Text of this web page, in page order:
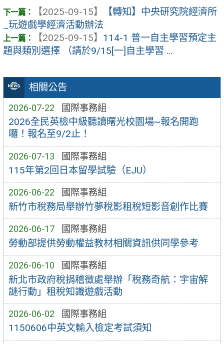
相關公告
2026-07-22 國際事務組
2026全民英檢中級聽讀曙光校園場~報名開跑
囉！報名至9/2止！
2026-07-13 國際事務組
115年第2回日本留學試驗（EJU）
2026-06-22 國際事務組
新竹市稅務局舉辦竹夢稅影租稅短影音創作比賽
2026-06-17 國際事務組
勞動部提供勞動權益教材相關資訊供同學參考
2026-06-10 國際事務組
新北市政府稅捐稽徵處舉辦「稅務奇航：宇宙解
謎行動」租稅知識遊戲活動
2026-06-02 國際事務組
1150606中英文輸入檢定考試須知
【2025-09-15】
【轉知】中央研究院經濟所
_玩遊戲學經濟活動辦法
【2025-09-15】 114-1 普一自主學習預定主
題與類別選擇 （請於9/15[一]自主學習 ...